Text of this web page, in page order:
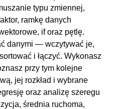
typu zmiennej,
ramkę danych
if oraz pętlę.
danymi — wczytywać je,
i łączyć. Wykonasz
przy tym kolejne
jej rozkład i wybrane
oraz analizę szeregu
średnia ruchoma,